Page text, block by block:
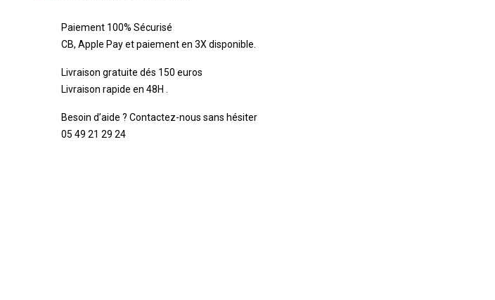
Paiement 100% Sécurisé
CB, Apple Pay et paiement en 3X disponible.
Livraison gratuite dés 150 euros
Livraison rapide en 48H .
Besoin d’aide ? Contactez-nous sans hésiter
05 49 21 29 24